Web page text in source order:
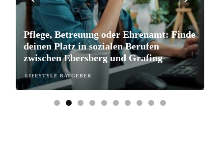
LIFESTYLE RATGEBER
Pflege, Betreuung oder Ehrenamt: Finde
deinen Platz in sozialen Berufen
zwischen Ebersberg und Grafing